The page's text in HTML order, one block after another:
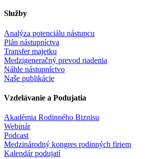
Služby
Analýza potenciálu nástupcu
Plán nástupníctva
Transfer majetku
Medzigeneračný prevod riadenia
Náhle nástupníctvo
Naše publikácie
Vzdelávanie a Podujatia
Akadémia Rodinného Biznisu
Webinár
Podcast
Medzinárodný kongres rodinných firiem
Kalendár podujatí